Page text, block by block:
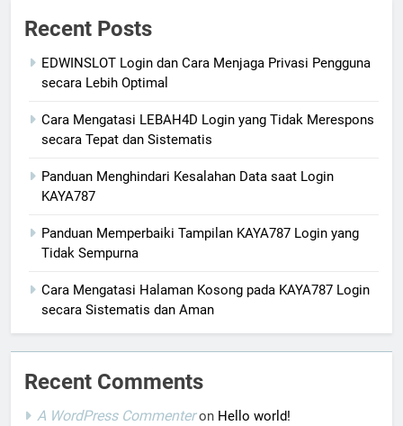
Recent Posts
EDWINSLOT Login dan Cara Menjaga Privasi Pengguna
secara Lebih Optimal
Cara Mengatasi LEBAH4D Login yang Tidak Merespons
secara Tepat dan Sistematis
Panduan Menghindari Kesalahan Data saat Login
KAYA787
Panduan Memperbaiki Tampilan KAYA787 Login yang
Tidak Sempurna
Cara Mengatasi Halaman Kosong pada KAYA787 Login
secara Sistematis dan Aman
Recent Comments
A WordPress Commenteron Hello world!